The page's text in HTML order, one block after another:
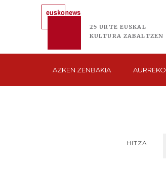
25 URTE EUSKAL
KULTURA ZABALTZEN
AZKEN ZENBAKIA AURREKO
HITZA